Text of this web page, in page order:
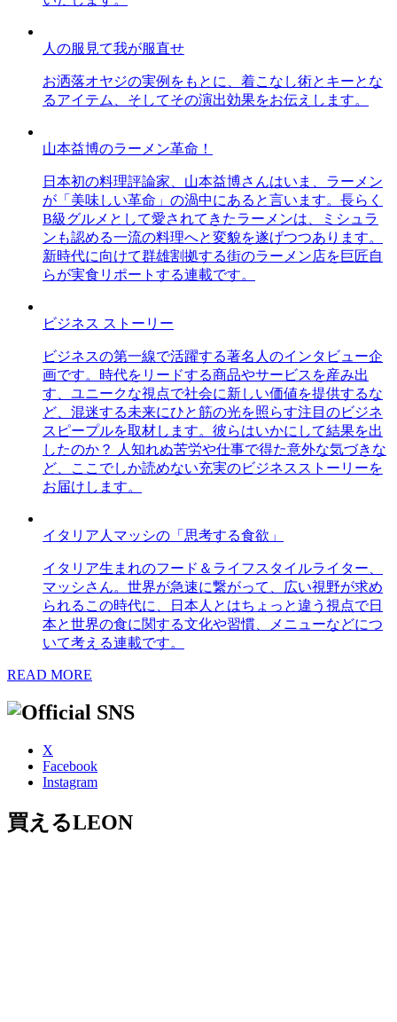
人の服見て我が服直せ
お洒落オヤジの実例をもとに、着こなし術とキーとな
るアイテム、そしてその演出効果をお伝えします。
山本益博のラーメン革命！
日本初の料理評論家、山本益博さんはいま、ラーメン
が「美味しい革命」の渦中にあると言います。長らく
B級グルメとして愛されてきたラーメンは、ミシュラ
ンも認める一流の料理へと変貌を遂げつつあります。
新時代に向けて群雄割拠する街のラーメン店を巨匠自
らが実食リポートする連載です。
ビジネス ストーリー
ビジネスの第一線で活躍する著名人のインタビュー企
画です。時代をリードする商品やサービスを産み出
す、ユニークな視点で社会に新しい価値を提供するな
ど、混迷する未来にひと筋の光を照らす注目のビジネ
スピープルを取材します。彼らはいかにして結果を出
したのか？ 人知れぬ苦労や仕事で得た意外な気づきな
ど、ここでしか読めない充実のビジネスストーリーを
お届けします。
イタリア人マッシの「思考する食欲」
イタリア生まれのフード＆ライフスタイルライター、
マッシさん。世界が急速に繋がって、広い視野が求め
られるこの時代に、日本人とはちょっと違う視点で日
本と世界の食に関する文化や習慣、メニューなどにつ
いて考える連載です。
READ MORE
X
Facebook
Instagram
買えるLEON